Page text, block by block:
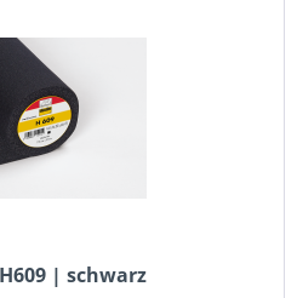
| schwarz